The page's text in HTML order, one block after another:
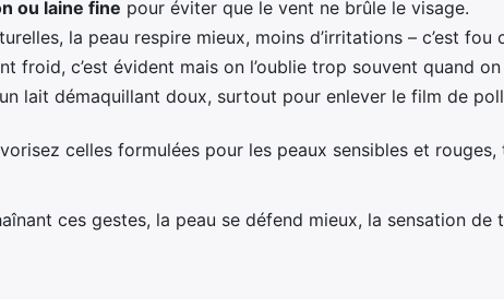
ou laine fine pour éviter que le vent ne brûle le visage.
la peau respire mieux, moins d’irritations – c’est fou
froid, c’est évident mais on l’oublie trop souvent quand
lait démaquillant doux, surtout pour enlever le film de
celles formulées pour les peaux sensibles et rouges,
ces gestes, la peau se défend mieux, la sensation